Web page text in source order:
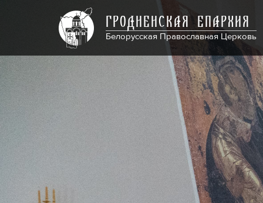
ГРОДНЕНСКАЯ ЕПАРХИЯ
Белорусская Православная Церковь